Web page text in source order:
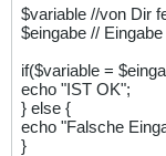
$variable //von Dir
$eingabe //
if($variable =
echo "IST OK";
} else {
echo "Falsche
}